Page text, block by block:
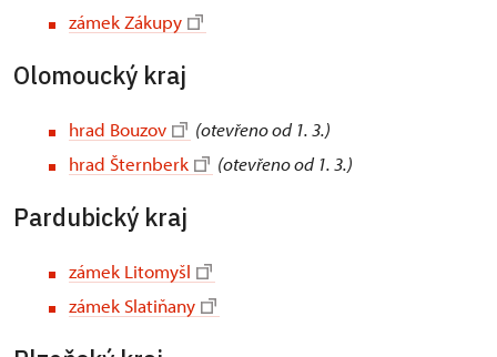
zámek Zákupy
Olomoucký kraj
hrad Bouzov
(otevřeno od 1. 3.)
hrad Šternberk
(otevřeno od 1. 3.)
Pardubický kraj
zámek Litomyšl
zámek Slatiňany